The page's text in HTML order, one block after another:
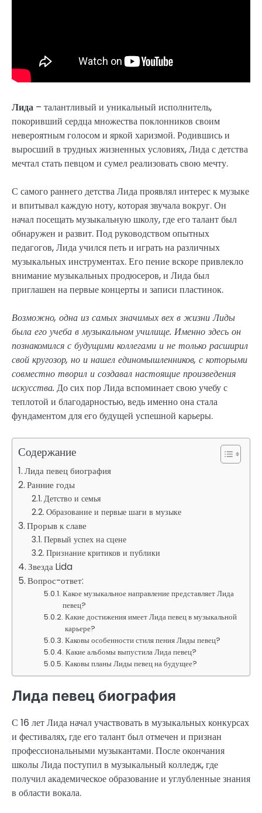
Лида – талантливый и уникальный исполнитель,
покоривший сердца множества поклонников своим
невероятным голосом и яркой харизмой. Родившись и
выросший в трудных жизненных условиях, Лида с детства
мечтал стать певцом и сумел реализовать свою мечту.
С самого раннего детства Лида проявлял интерес к музыке
и впитывал каждую ноту, которая звучала вокруг. Он
начал посещать музыкальную школу, где его талант был
обнаружен и развит. Под руководством опытных
педагогов, Лида учился петь и играть на различных
музыкальных инструментах. Его пение вскоре привлекло
внимание музыкальных продюсеров, и Лида был
приглашен на первые концерты и записи пластинок.
Возможно, одна из самых значимых вех в жизни Лиды
была его учеба в музыкальном училище. Именно здесь он
познакомился с будущими коллегами и не только расширил
свой кругозор, но и нашел единомышленников, с которыми
совместно творил и создавал настоящие произведения
искусства. До сих пор Лида вспоминает свою учебу с
теплотой и благодарностью, ведь именно она стала
фундаментом для его будущей успешной карьеры.
Содержание
Лида певец биография
Ранние годы
Детство и семья
Образование и первые шаги в музыке
Прорыв к славе
Первый успех на сцене
Признание критиков и публики
Звезда Lida
Вопрос-ответ:
Какое музыкальное направление представляет Лида
певец?
Какие достижения имеет Лида певец в музыкальной
карьере?
Каковы особенности стиля пения Лиды певец?
Какие альбомы выпустила Лида певец?
Каковы планы Лиды певец на будущее?
Лида певец биография
С 16 лет Лида начал участвовать в музыкальных конкурсах
и фестивалях, где его талант был отмечен и признан
профессиональными музыкантами. После окончания
школы Лида поступил в музыкальный колледж, где
получил академическое образование и углубленные знания
в области вокала.